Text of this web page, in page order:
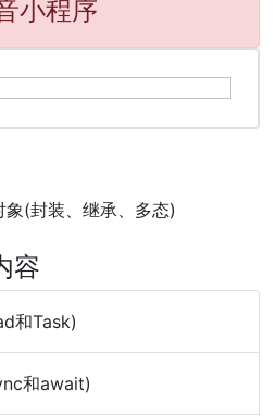
小程序
(封装、继承、多态)
容
和Task)
和await)